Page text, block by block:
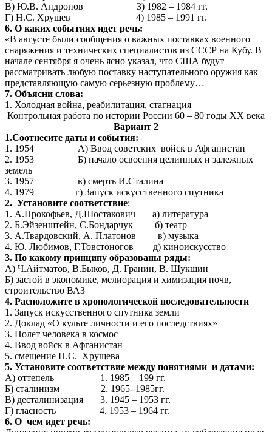
В) Ю.В. Андропов 3) 1982 – 1984 гг.
Г) Н.С. Хрущев 4) 1985 – 1991 гг.
6. О каких событиях идет речь:
«В августе были сообщения о важных поставках военного
снаряжения и технических специалистов из СССР на Кубу. В
начале сентября я очень ясно указал, что США будут
рассматривать любую поставку наступательного оружия как
представляющую самую серьезную проблему…
7. Объясни слова:
1. Холодная война, реабилитация, стагнация
Контрольная работа по истории России 60 – 80 годы XX века
Вариант 2
1.Соотнесите даты и события:
1. 1954 А) Ввод советских войск в Афганистан
2. 1953 Б) начало освоения целинных и залежных
земель
3. 1957 в) смерть И.Сталина
4. 1979 г) Запуск искусственного спутника
2. Установите соответствие:
1. А.Прокофьев, Д.Шостакович а) литература
2. Б.Эйзенштейн, С.Бондарчук б) театр
3. А.Твардовский, А. Платонов в) музыка
4. Ю. Любимов, Г.Товстоногов д) киноискусство
3. По какому принципу образованы ряды:
А) Ч.Айтматов, В.Быков, Д. Гранин, В. Шукшин
Б) застой в экономике, мелиорация и химизация почв,
строительство ВАЗ
4. Расположите в хронологической последовательности
1. Запуск искусственного спутника земли
2. Доклад «О культе личности и его последствиях»
3. Полет человека в космос
4. Ввод войск в Афганистан
5. смещение Н.С. Хрущева
5. Установите соответствие между понятиями и датами:
А) оттепель 1. 1985 – 199 гг.
Б) сталинизм 2. 1965- 1985гг.
В) десталинизация 3. 1945 – 1953 гг.
Г) гласность 4. 1953 – 1964 гг.
6. О чем идет речь: